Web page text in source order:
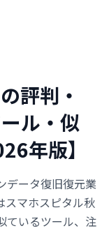
評判・
ル・似
年版】
データ復旧復元業
スマホスピタル秋
ているツール、注